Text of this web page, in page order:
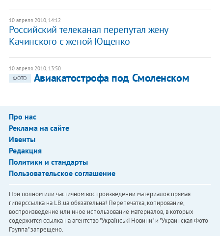
10 апреля 2010, 14:12
Российский телеканал перепутал жену
Качинского с женой Ющенко
10 апреля 2010, 13:50
ФОТО
Авиакатострофа под Смоленском
Про нас
Реклама на сайте
Ивенты
Редакция
Политики и стандарты
Пользовательское соглашение
При полном или частичном воспроизведении материалов прямая
гиперссылка на LB.ua обязательна! Перепечатка, копирование,
воспроизведение или иное использование материалов, в которых
содержится ссылка на агентство "Українськi Новини" и "Украинская Фото
Группа" запрещено.